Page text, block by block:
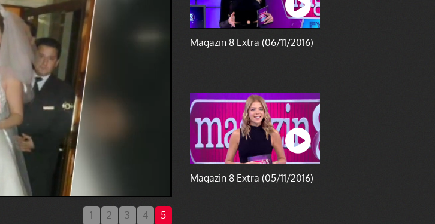
1 2 3 4 5
Magazin 8 Extra (06/11/2016)
Magazin 8 Extra (05/11/2016)